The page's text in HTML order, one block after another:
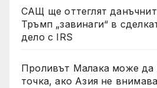
САЩ ще оттеглят
Тръмп „завинаги“ в
дело с IRS
Проливът Малака може да
точка, ако Азия не внимава